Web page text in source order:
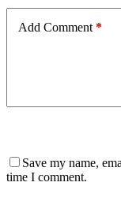
Add Comment *
Save my name,
time I comment.